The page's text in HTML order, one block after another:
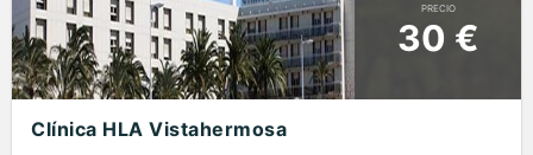
PRECIO
30 €
Clínica HLA Vistahermosa